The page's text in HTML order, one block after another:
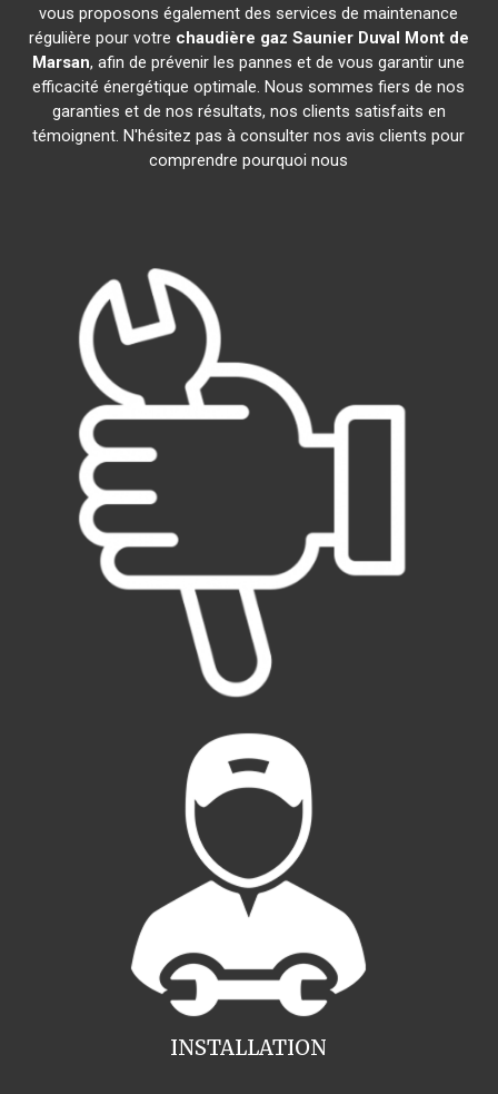
vous proposons également des services de maintenance
régulière pour votre chaudière gaz Saunier Duval Mont de
Marsan, afin de prévenir les pannes et de vous garantir une
efficacité énergétique optimale. Nous sommes fiers de nos
garanties et de nos résultats, nos clients satisfaits en
témoignent. N'hésitez pas à consulter nos avis clients pour
comprendre pourquoi nous
INSTALLATION